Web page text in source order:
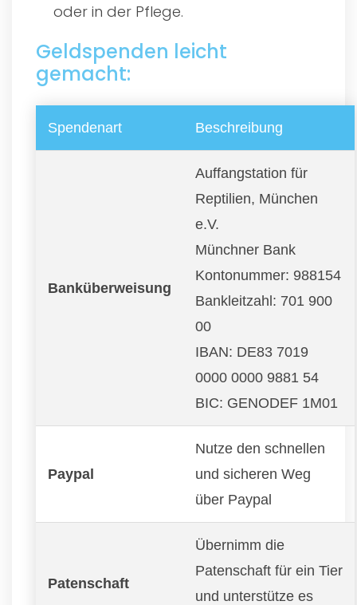
oder in der Pflege.
Geldspenden leicht
gemacht:
Spendenart Beschreibung
Banküberweisung
Auffangstation für
Reptilien, München
e.V.
Münchner Bank
Kontonummer: 988154
Bankleitzahl: 701 900
00
IBAN: DE83 7019
0000 0000 9881 54
BIC: GENODEF 1M01
Paypal
Nutze den schnellen
und sicheren Weg
über Paypal
Patenschaft
Übernimm die
Patenschaft für ein Tier
und unterstütze es